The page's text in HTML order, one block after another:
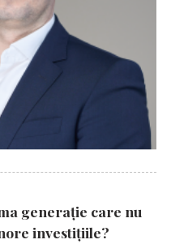
generație care nu
investițiile?